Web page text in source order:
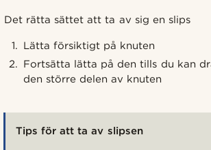
Det rätta sättet att ta av sig en slips
Lätta försiktigt på knuten
Fortsätta lätta på den tills du kan
den större delen av knuten
Tips för att ta av slipsen